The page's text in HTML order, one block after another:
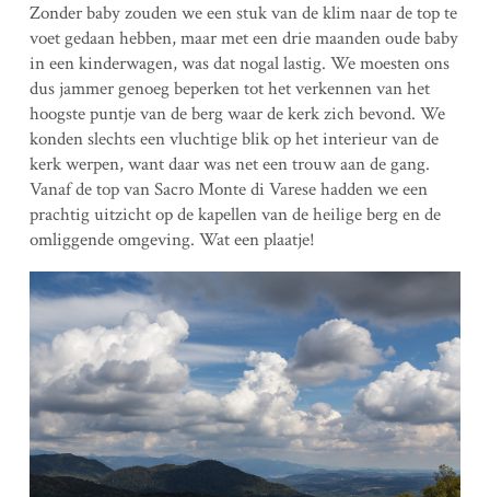
Zonder baby zouden we een stuk van de klim naar de top te
voet gedaan hebben, maar met een drie maanden oude baby
in een kinderwagen, was dat nogal lastig. We moesten ons
dus jammer genoeg beperken tot het verkennen van het
hoogste puntje van de berg waar de kerk zich bevond. We
konden slechts een vluchtige blik op het interieur van de
kerk werpen, want daar was net een trouw aan de gang.
Vanaf de top van Sacro Monte di Varese hadden we een
prachtig uitzicht op de kapellen van de heilige berg en de
omliggende omgeving. Wat een plaatje!